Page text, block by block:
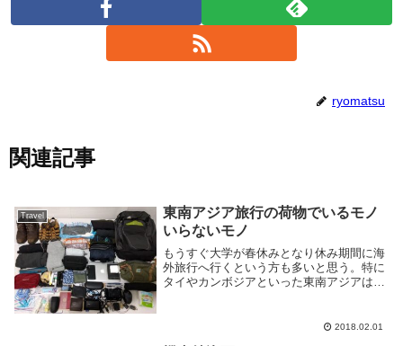
ryomatsu
関連記事
Travel
東南アジア旅行の荷物でいるモノ
いらないモノ
もうすぐ大学が春休みとなり休み期間に海
外旅行へ行くという方も多いと思う。特に
タイやカンボジアといった東南アジアは日
と休み中の大学生と良く遭遇する。しかし
2018.02.01